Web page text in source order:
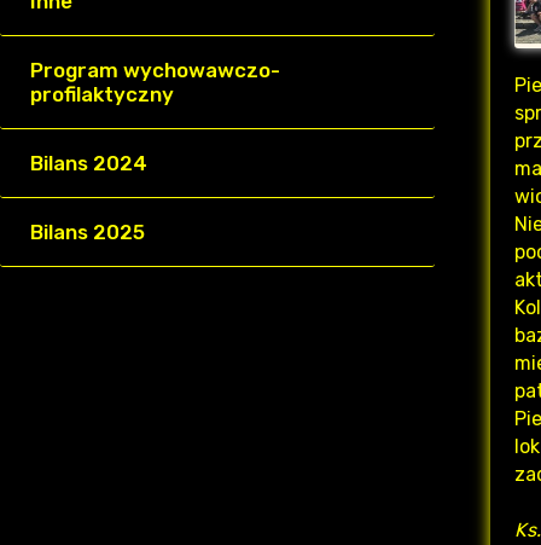
Program wychowawczo-
profilaktyczny
Bilans 2024
Bilans 2025